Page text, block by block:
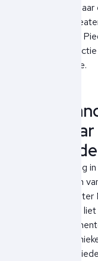
nu op zoek bent
comfortabele
exclusieve Ghost
Stone Island
Noordwijk aan Zee.
Stone
veertig
herenmode
Sinds de oprichting
ontwikkeld tot een
ter wereld.
merk dat zich niet
innovatie.
verf- en
altijd het hart van